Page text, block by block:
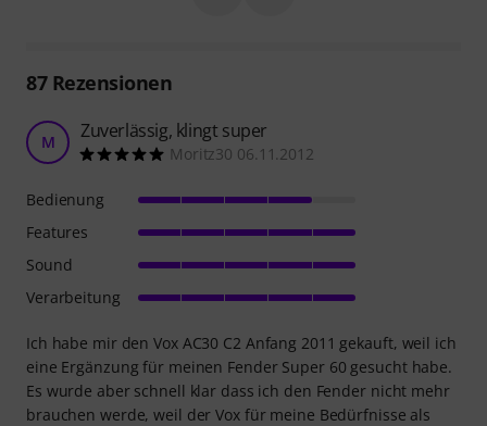
87Rezensionen
M Zuverlässig, klingt super
Moritz30 06.11.2012
Ich habe mir den Vox AC30 C2 Anfang 2011 gekauft, weil ich
eine Ergänzung für meinen Fender Super 60 gesucht habe.
Es wurde aber schnell klar dass ich den Fender nicht mehr
brauchen werde, weil der Vox für meine Bedürfnisse als
Bedienung
Features
Sound
Verarbeitung